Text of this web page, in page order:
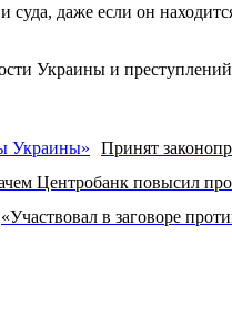
даже если он
Украины и
Принят
Центробанк повысил
«Участвовал в заговоре